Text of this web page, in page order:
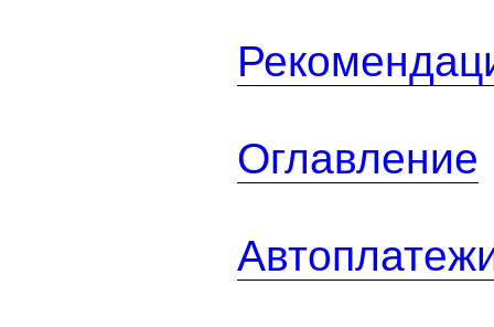
Оглавление